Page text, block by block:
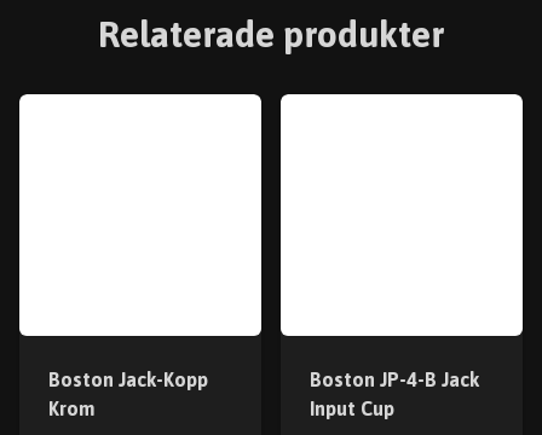
Relaterade produkter
Boston Jack-Kopp
Krom
Boston JP-4-B Jack
Input Cup